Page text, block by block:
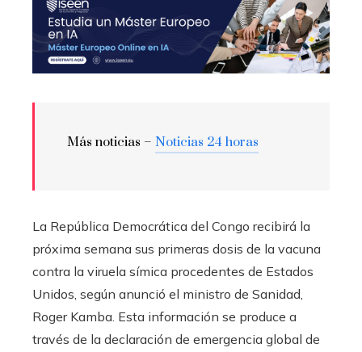
Más noticias – Noticias 24 horas
La República Democrática del Congo recibirá la
próxima semana sus primeras dosis de la vacuna
contra la viruela símica procedentes de Estados
Unidos, según anunció el ministro de Sanidad,
Roger Kamba. Esta información se produce a
través de la declaración de emergencia global de